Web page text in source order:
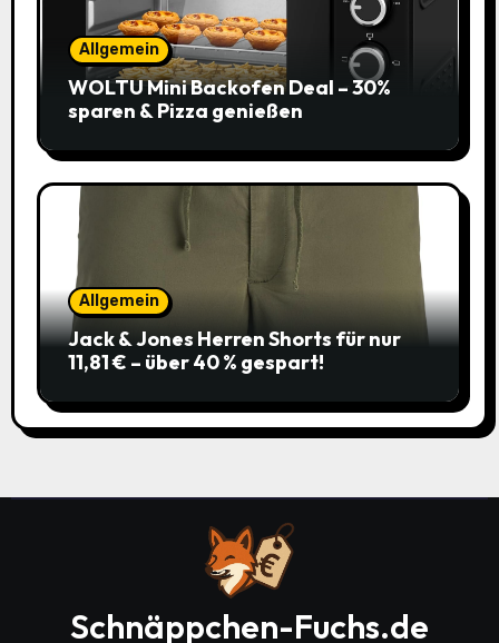
Allgemein
WOLTU Mini Backofen Deal – 30%
sparen & Pizza genießen
Allgemein
Jack & Jones Herren Shorts für nur
11,81 € – über 40 % gespart!
Schnäppchen-Fuchs.de